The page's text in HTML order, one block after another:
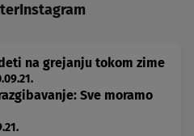
Instagram
na grejanju tokom zime
Sve moramo